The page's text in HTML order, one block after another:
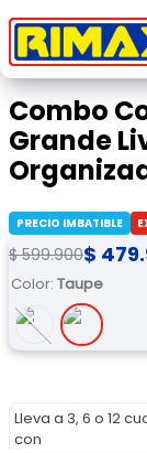
Combo
Grande
PRECIO IMBATIBLE
$ 599.900$ 479.
Color: Taupe
Lleva a 3, 6 o 12
con